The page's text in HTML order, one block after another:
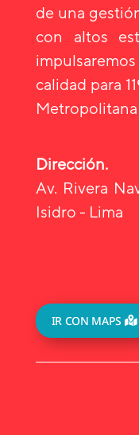
de una
con altos
calidad para
Metropolitana
Dirección.
Av. Rivera
Isidro - Lima
IR CON MAPS